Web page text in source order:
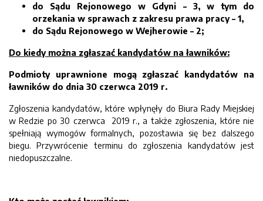
do Sądu Rejonowego w Gdyni – 3, w tym do
orzekania w sprawach z zakresu prawa pracy – 1,
do Sądu Rejonowego w Wejherowie – 2;
Do kiedy można zgłaszać kandydatów na ławników:
Podmioty uprawnione mogą zgłaszać kandydatów na
ławników do dnia 30 czerwca 2019 r.
Zgłoszenia kandydatów, które wpłynęły do Biura Rady Miejskiej
w Redzie po 30 czerwca 2019 r., a także zgłoszenia, które nie
spełniają wymogów formalnych, pozostawia się bez dalszego
biegu. Przywrócenie terminu do zgłoszenia kandydatów jest
niedopuszczalne.